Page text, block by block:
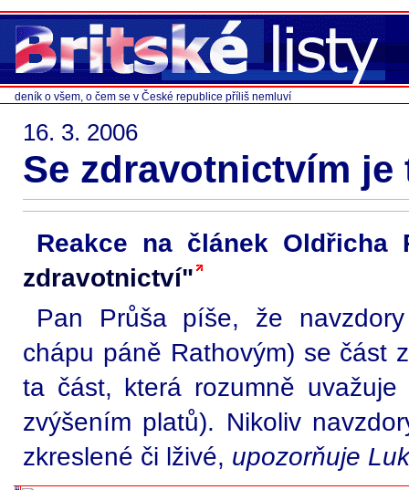
deník o všem, o čem se v České republice příliš nemluví
16. 3. 2006
Se zdravotnictvím
Reakce na článek
zdravotnictví"
Pan Průša píše, že
chápu páně Rathovým) se část
ta část, která rozumně
zvýšením platů). Nikoliv
zkreslené či lživé, upozorňuje